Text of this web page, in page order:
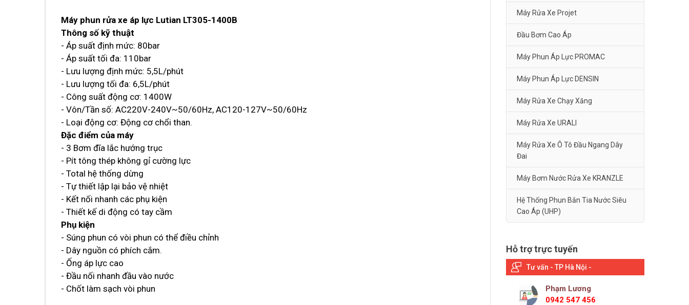
Máy phun rửa xe áp lực Lutian LT305-1400B
Thông số kỹ thuật
- Áp suất định mức: 80bar
- Áp suất tối đa: 110bar
- Lưu lượng định mức: 5,5L/phút
- Lưu lượng tối đa: 6,5L/phút
- Công suất động cơ: 1400W
- Vôn/Tần số: AC220V-240V~50/60Hz, AC120-127V~50/60Hz
- Loại động cơ: Động cơ chổi than.
Đặc điểm của máy
- 3 Bơm đĩa lắc hướng trục
- Pít tông thép không gỉ cường lực
- Total hệ thống dừng
- Tự thiết lập lại bảo vệ nhiệt
- Kết nối nhanh các phụ kiện
- Thiết kế di động có tay cầm
Phụ kiện
- Súng phun có vòi phun có thể điều chỉnh
- Dây nguồn có phích cắm.
- Ống áp lực cao
- Đầu nối nhanh đầu vào nước
- Chốt làm sạch vòi phun
Máy Rửa Xe Projet
Đầu Bơm Cao Áp
Máy Phun Áp Lực PROMAC
Máy Phun Áp Lực DENSIN
Máy Rửa Xe Chạy Xăng
Máy Rửa Xe URALI
Máy Rửa Xe Ô Tô Đầu Ngang Dây
Đai
Máy Bơm Nước Rửa Xe KRANZLE
Hệ Thống Phun Bắn Tia Nước Siêu
Cao Áp (UHP)
Hỗ trợ trực tuyến
Tư vấn - TP Hà Nội -
Phạm Lương
0942 547 456